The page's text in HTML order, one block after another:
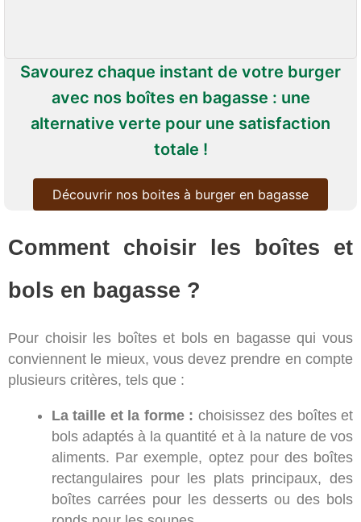
Savourez chaque instant de votre burger
avec nos boîtes en bagasse : une
alternative verte pour une satisfaction
totale !
Découvrir nos boites à burger en bagasse
Comment choisir les boîtes et
bols en bagasse ?
Pour choisir les boîtes et bols en bagasse qui vous
conviennent le mieux, vous devez prendre en compte
plusieurs critères, tels que :
La taille et la forme : choisissez des boîtes et
bols adaptés à la quantité et à la nature de vos
aliments. Par exemple, optez pour des boîtes
rectangulaires pour les plats principaux, des
boîtes carrées pour les desserts ou des bols